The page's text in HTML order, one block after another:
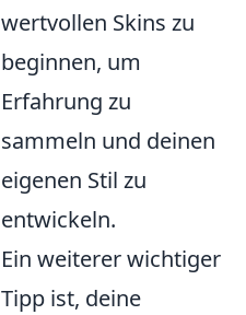
wertvollen Skins zu
beginnen, um
Erfahrung zu
sammeln und deinen
eigenen Stil zu
entwickeln.
Ein weiterer wichtiger
Tipp ist, deine